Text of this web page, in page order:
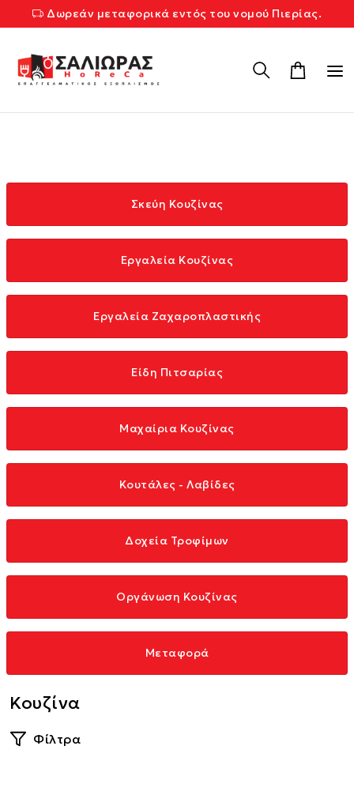
Δωρεάν μεταφορικά εντός του νομού Πιερίας.
Σκεύη Κουζίνας
Εργαλεία Κουζίνας
Εργαλεία Ζαχαροπλαστικής
Είδη Πιτσαρίας
Μαχαίρια Κουζίνας
Κουτάλες - Λαβίδες
Δοχεία Τροφίμων
Οργάνωση Κουζίνας
Μεταφορά
Κουζίνα
Φίλτρα